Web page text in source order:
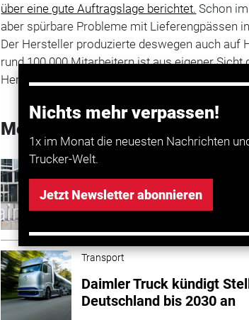
Nichts mehr verpassen!
1x im Monat die neuesten Nachrichten
Trucker-Welt.
Jetzt Newsletter abonnieren
über eine gute Auftragslage berichtet. Schon
aber spürbare Probleme mit Lieferengpässen
Der Hersteller produzierte deswegen auch auf
rund 100.000 Mitarbeitern ist aus eigener
Hersteller von Lastwagen und Bussen. (ste/
Mehr zum Thema entdecken
Transport
Daimler Truck will in
Transport
Daimler Truck kündigt
Deutschland bis 2030 an